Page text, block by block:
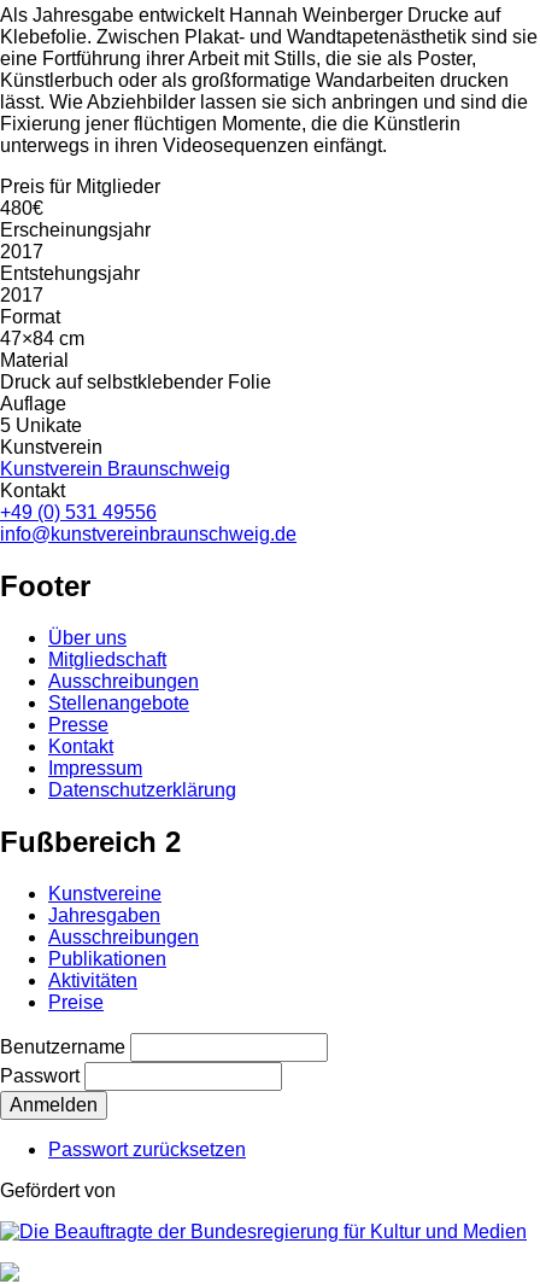
Als Jahresgabe entwickelt Hannah Weinberger Drucke auf
Klebefolie. Zwischen Plakat- und Wandtapetenästhetik sind sie
eine Fortführung ihrer Arbeit mit Stills, die sie als Poster,
Künstlerbuch oder als großformatige Wandarbeiten drucken
lässt. Wie Abziehbilder lassen sie sich anbringen und sind die
Fixierung jener flüchtigen Momente, die die Künstlerin
unterwegs in ihren Videosequenzen einfängt.
Preis für Mitglieder
480€
Erscheinungsjahr
2017
Entstehungsjahr
2017
Format
47×84 cm
Material
Druck auf selbstklebender Folie
Auflage
5 Unikate
Kunstverein
Kunstverein Braunschweig
Kontakt
+49 (0) 531 49556
info@kunstvereinbraunschweig.de
Footer
Über uns
Mitgliedschaft
Ausschreibungen
Stellenangebote
Presse
Kontakt
Impressum
Datenschutzerklärung
Fußbereich 2
Kunstvereine
Jahresgaben
Ausschreibungen
Publikationen
Aktivitäten
Preise
Benutzername
Passwort
Passwort zurücksetzen
Gefördert von